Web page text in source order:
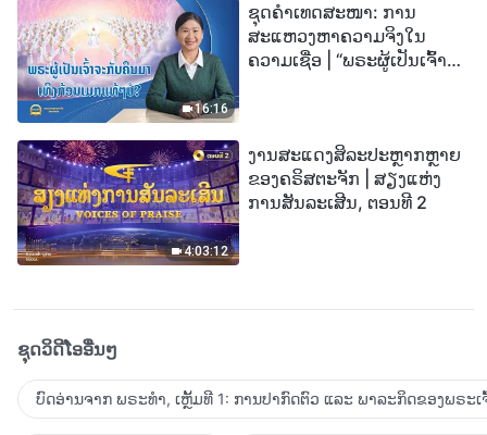
16:16
ຊຸດຄຳເທດສະໜາ: ການ
ສະແຫວງຫາຄວາມຈິງໃນ
ຄວາມເຊື່ອ | “ພຣະຜູ້ເປັນເຈົ້າຈະ
4:03:12
ງານສະແດງສິລະປະຫຼາກຫຼາຍ
ຂອງຄຣິສຕະຈັກ | ສຽງແຫ່ງ
ການສັນລະເສີນ, ຕອນທີ 2
ຊຸດວິດີໂອອື່ນໆ
ບົດອ່ານຈາກ ພຣະທຳ, ເຫຼັ້ມທີ 1: ການປາກົດຕົວ ແລະ ພາລະກິດຂອງພຣະເ